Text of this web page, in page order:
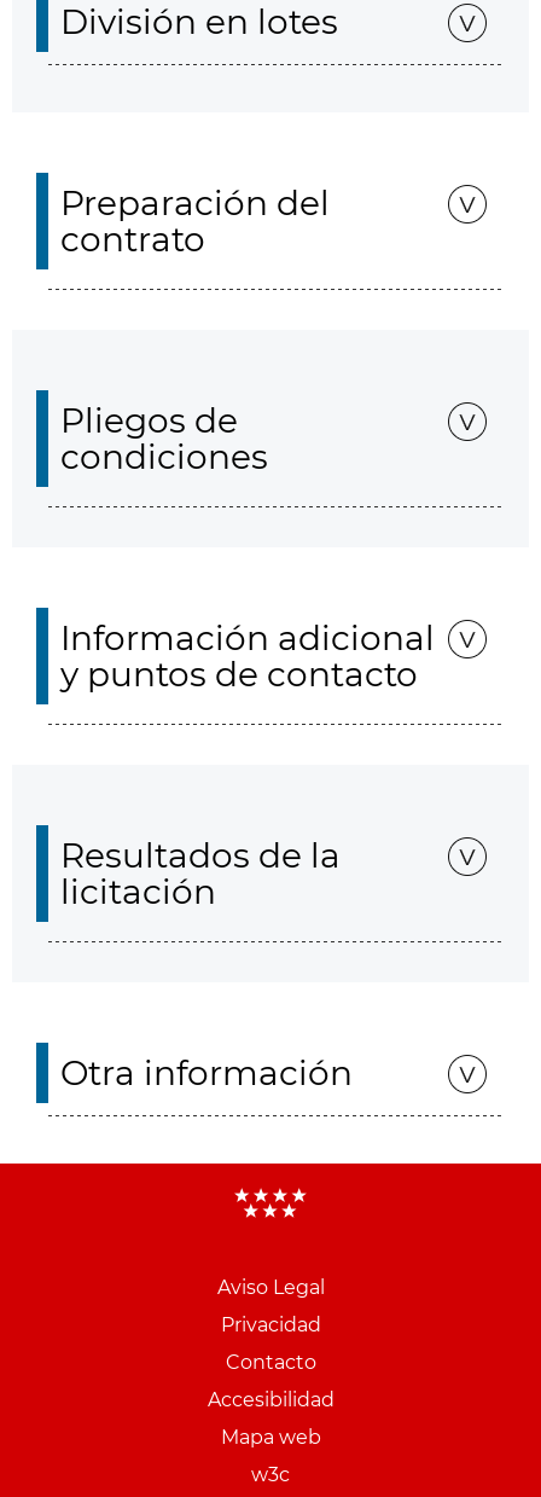
División en lotes
Preparación del
contrato
Pliegos de
condiciones
Información adicional
y puntos de contacto
Resultados de la
licitación
Otra información
Aviso Legal
Privacidad
Contacto
Accesibilidad
Mapa web
w3c